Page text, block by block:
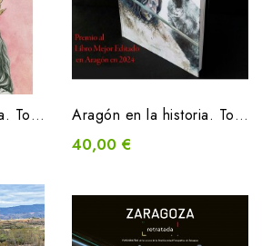
Aragón en la historia. Tomo II. De la fundación de Roma a las invasiones bárbaras Aragón en la historia. Tomo I. Del origen de la humanidad a la Edad de los Metales
40,00 €